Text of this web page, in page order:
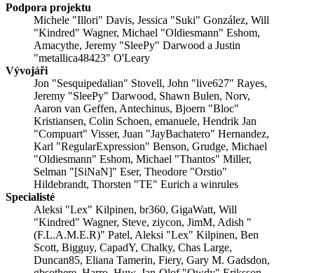
Podpora projektu
Michele "Illori" Davis, Jessica "Suki" González, Will
"Kindred" Wagner, Michael "Oldiesmann" Eshom,
Amacythe, Jeremy "SleePy" Darwood a Justin
"metallica48423" O'Leary
Vývojáři
Jon "Sesquipedalian" Stovell, John "live627" Rayes,
Jeremy "SleePy" Darwood, Shawn Bulen, Norv,
Aaron van Geffen, Antechinus, Bjoern "Bloc"
Kristiansen, Colin Schoen, emanuele, Hendrik Jan
"Compuart" Visser, Juan "JayBachatero" Hernandez,
Karl "RegularExpression" Benson, Grudge, Michael
"Oldiesmann" Eshom, Michael "Thantos" Miller,
Selman "[SiNaN]" Eser, Theodore "Orstio"
Hildebrandt, Thorsten "TE" Eurich a winrules
Specialisté
Aleksi "Lex" Kilpinen, br360, GigaWatt, Will
"Kindred" Wagner, Steve, ziycon, JimM, Adish "
(F.L.A.M.E.R)" Patel, Aleksi "Lex" Kilpinen, Ben
Scott, Bigguy, CapadY, Chalky, Chas Large,
Duncan85, Eliana Tamerin, Fiery, Gary M. Gadsdon,